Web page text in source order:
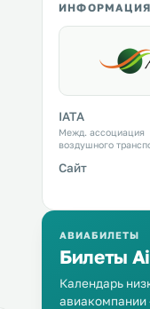
ИНФОРМАЦИЯ
IATA
Межд. ассоциация
воздушного
Сайт
АВИАБИЛЕТЫ
Билеты
Календарь